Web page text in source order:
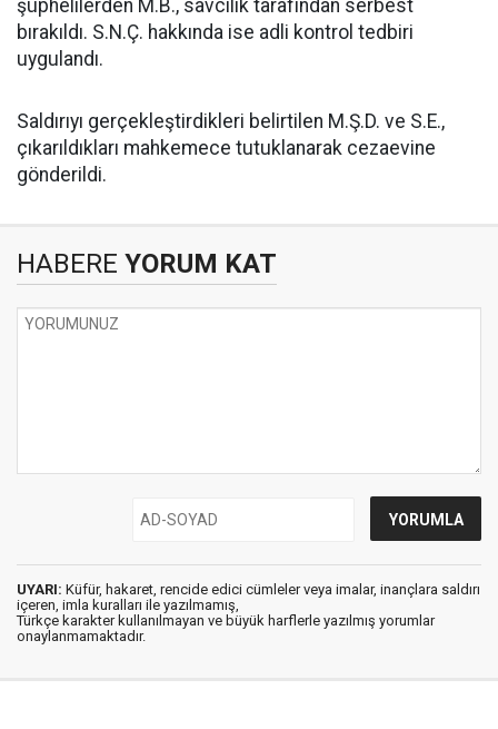
şüphelilerden M.B., savcılık tarafından serbest
bırakıldı. S.N.Ç. hakkında ise adli kontrol tedbiri
uygulandı.
Saldırıyı gerçekleştirdikleri belirtilen M.Ş.D. ve S.E.,
çıkarıldıkları mahkemece tutuklanarak cezaevine
gönderildi.
HABERE YORUM KAT
UYARI: Küfür, hakaret, rencide edici cümleler veya imalar, inançlara saldırı
içeren, imla kuralları ile yazılmamış,
Türkçe karakter kullanılmayan ve büyük harflerle yazılmış yorumlar
onaylanmamaktadır.